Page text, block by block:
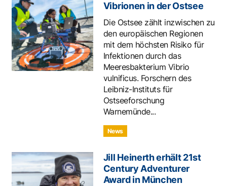
Vibrionen in der Ostsee
Die Ostsee zählt inzwischen zu
den europäischen Regionen
mit dem höchsten Risiko für
Infektionen durch das
Meeresbakterium Vibrio
vulnificus. Forschern des
Leibniz-Instituts für
Ostseeforschung
Warnemünde...
News
Jill Heinerth erhält 21st
Century Adventurer
Award in München